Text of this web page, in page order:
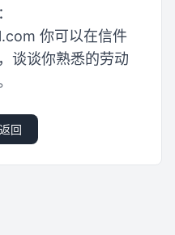
你可以在信件
谈谈你熟悉的劳动
返回